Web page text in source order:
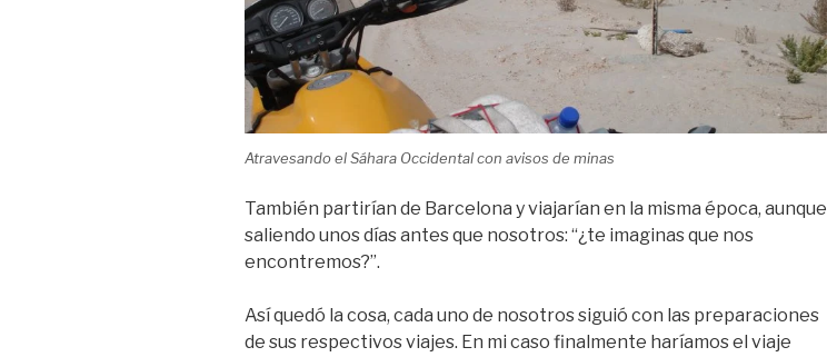
Atravesando el Sáhara Occidental con avisos de minas
También partirían de Barcelona y viajarían en la misma época, aunque
saliendo unos días antes que nosotros: “¿te imaginas que nos
encontremos?”.
Así quedó la cosa, cada uno de nosotros siguió con las preparaciones
de sus respectivos viajes. En mi caso finalmente haríamos el viaje